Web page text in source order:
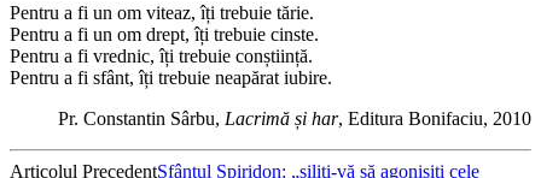
Pentru a fi un om viteaz, îți trebuie tărie.
Pentru a fi un om drept, îți trebuie cinste.
Pentru a fi vrednic, îți trebuie conștiință.
Pentru a fi sfânt, îți trebuie neapărat iubire.
Pr. Constantin Sârbu, Lacrimă și har, Editura Bonifaciu, 2010
Articolul PrecedentSfântul Spiridon: „siliți-vă să agonisiți cele